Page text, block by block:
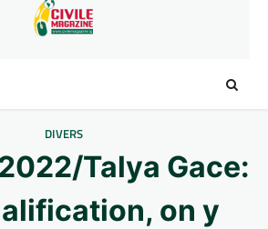
DIVERS
Talya Gace:
on y